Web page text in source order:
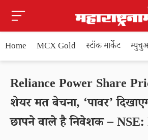
Home MCX Gold स्टॉक मार्केट
Reliance Power Share
शेयर मत बेचना, ‘पावर’
छापने वाले है निवेशक –